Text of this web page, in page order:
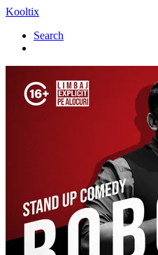
Kooltix
Search